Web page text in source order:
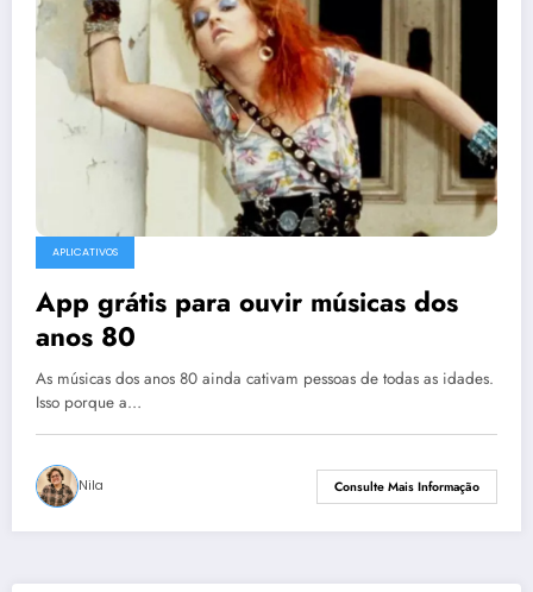
APLICATIVOS
App grátis para ouvir músicas dos
anos 80
As músicas dos anos 80 ainda cativam pessoas de todas as idades.
Isso porque a…
Nila Consulte Mais Informação